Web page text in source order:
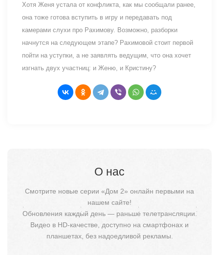
Хотя Женя устала от конфликта, как мы сообщали ранее,
она тоже готова вступить в игру и передавать под
камерами слухи про Рахимову. Возможно, разборки
начнутся на следующем этапе? Рахимовой стоит первой
пойти на уступки, а не заявлять ведущим, что она хочет
изгнать двух участниц: и Женю, и Кристину?
О нас
Смотрите новые серии «Дом 2» онлайн первыми на
нашем сайте!
Обновления каждый день — раньше телетрансляции.
Видео в HD-качестве, доступно на смартфонах и
планшетах, без надоедливой рекламы.